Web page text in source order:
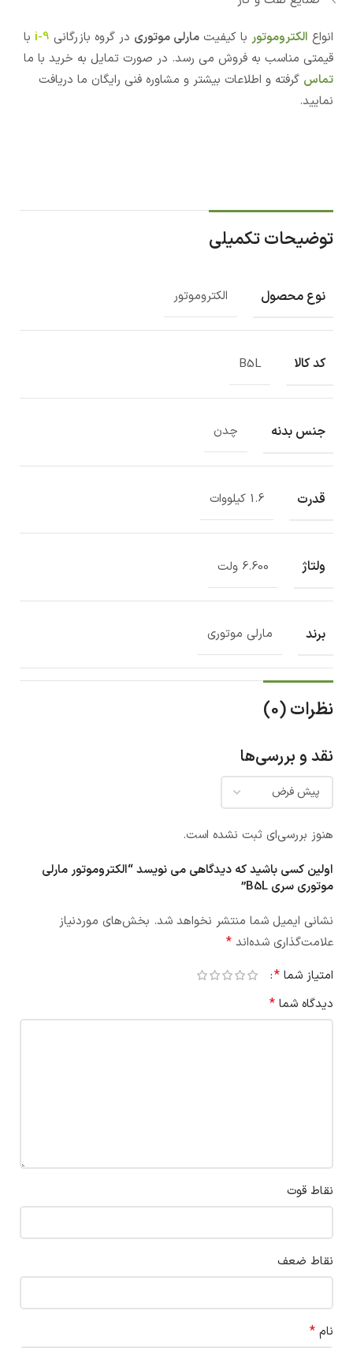
انواع الکتروموتور با کیفیت مارلی موتوری در گروه بازرگانی i-9 با
قیمتی مناسب به فروش می رسد. در صورت تمایل به خرید با ما
تماس گرفته و اطلاعات بیشتر و مشاوره فنی رایگان ما دریافت
نمایید.
توضیحات تکمیلی
نوع محصول الکتروموتور
کد کالا B5L
جنس بدنه چدن
قدرت 1.6 کیلووات
ولتاژ 6.600 ولت
برند مارلی موتوری
نظرات (0)
نقد و بررسی‌ها
هنوز بررسی‌ای ثبت نشده است.
اولین کسی باشید که دیدگاهی می نویسد “الکتروموتور مارلی
موتوری سری B5L”
نشانی ایمیل شما منتشر نخواهد شد. بخش‌های موردنیاز
علامت‌گذاری شده‌اند *
امتیاز شما *
دیدگاه شما *
نقاط قوت
نقاط ضعف
نام *